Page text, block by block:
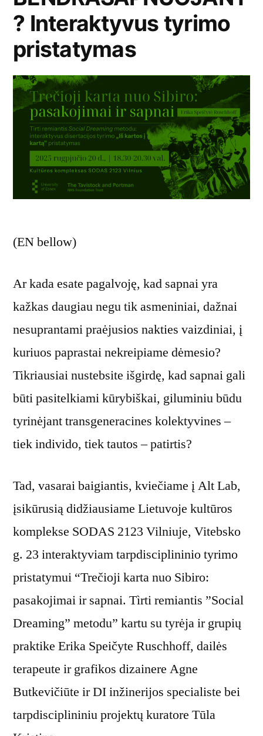
? Interaktyvus tyrimo
pristatymas
(EN bellow)
Ar kada esate pagalvoję, kad sapnai yra
kažkas daugiau negu tik asmeniniai, dažnai
nesuprantami praėjusios nakties vaizdiniai, į
kuriuos paprastai nekreipiame dėmesio?
Tikriausiai nustebsite išgirdę, kad sapnai gali
būti pasitelkiami kūrybiškai, giluminiu būdu
tyrinėjant transgeneracines kolektyvines –
tiek individo, tiek tautos – patirtis?
Tad, vasarai baigiantis, kviečiame į Alt Lab,
įsikūrusią didžiausiame Lietuvoje kultūros
komplekse SODAS 2123 Vilniuje, Vitebsko
g. 23 interaktyviam tarpdisciplininio tyrimo
pristatymui “Trečioji karta nuo Sibiro:
pasakojimai ir sapnai. Tìrti remiantis ”Social
Dreaming” metodu” kartu su tyrėja ir grupių
praktike Erika Speičyte Ruschhoff, dailės
terapeute ir grafikos dizainere Agne
Butkevičiūte ir DI inžinerijos specialiste bei
tarpdisciplininiu projektų kuratore Tūla